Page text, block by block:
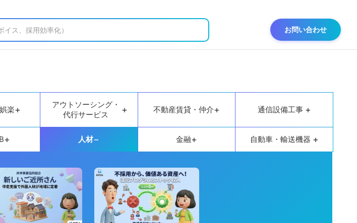
お問い合わせ
楽+
アウトソーシング・
代行サービス
+ 不動産賃貸・仲介+ 通信設備工事 +
+ 人材− 金融+ 自動車・輸送機器 +